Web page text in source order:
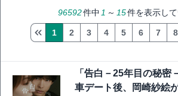
96592件中 1 ～ 15件を表示して
1 2 3 4 5 6 7 8
「告白－25年目の秘密
車デート後、岡崎紗絵